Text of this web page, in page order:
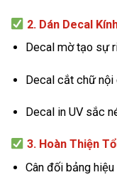
2. Dán Decal
Decal mờ tạo sự
Decal cắt chữ nội
Decal in UV sắc
3. Hoàn Thiện
Cân đối bảng